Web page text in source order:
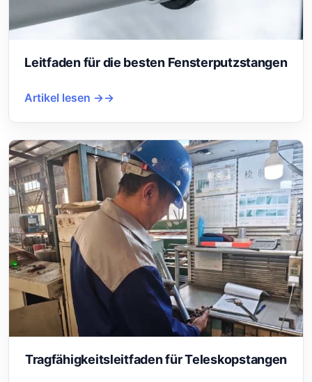
Leitfaden für die besten Fensterputzstangen
Artikel lesen →
Tragfähigkeitsleitfaden für Teleskopstangen